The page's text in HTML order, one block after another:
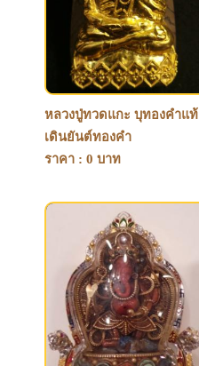
หลวงปู่ทวดแกะ บุทองคำแท้
เดินยันต์ทองคำ
ราคา : 0 บาท